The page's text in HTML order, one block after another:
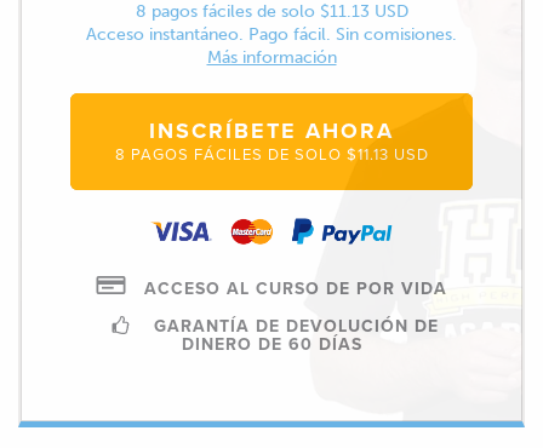
8 pagos fáciles de solo $11.13 USD
Acceso instantáneo. Pago fácil. Sin comisiones.
Más información
INSCRÍBETE AHORA
8 PAGOS FÁCILES DE SOLO $11.13 USD
ACCESO AL CURSO DE POR VIDA
GARANTÍA DE DEVOLUCIÓN DE
DINERO DE 60 DÍAS